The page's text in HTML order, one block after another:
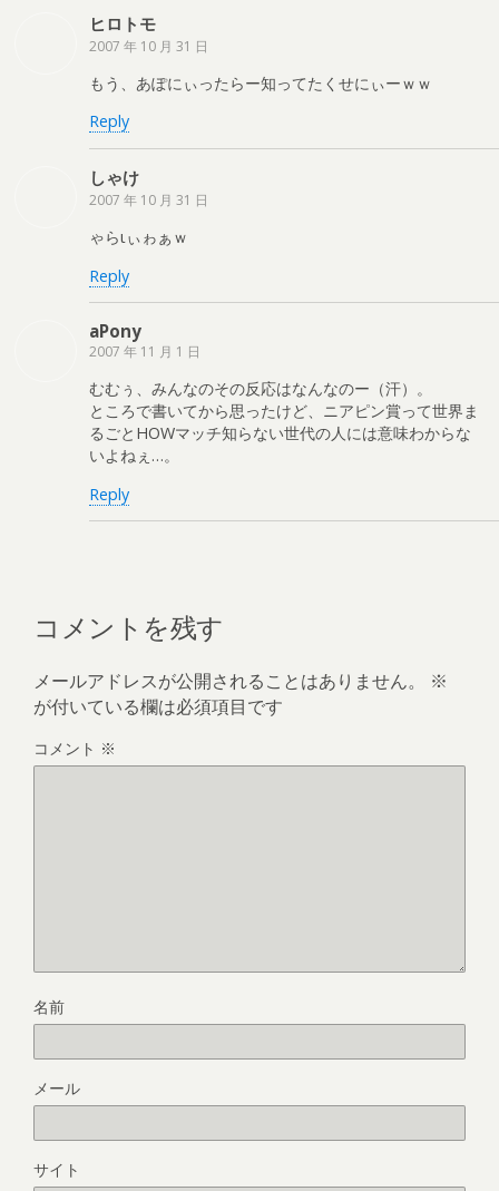
ヒロトモ
2007 年 10 月 31 日
もう、あぽにぃったらー知ってたくせにぃーｗｗ
Reply
しゃけ
2007 年 10 月 31 日
ゃらιぃゎぁｗ
Reply
aPony
2007 年 11 月 1 日
むむぅ、みんなのその反応はなんなのー（汗）。
ところで書いてから思ったけど、ニアピン賞って世界ま
るごとHOWマッチ知らない世代の人には意味わからな
いよねぇ…。
Reply
コメントを残す
メールアドレスが公開されることはありません。
※
が付いている欄は必須項目です
コメント ※
名前
メール
サイト